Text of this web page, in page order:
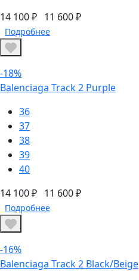
14 100 ₽ 11 600 ₽
Подробнее
-18%
Balenciaga Track 2 Purple
36
37
38
39
40
14 100 ₽ 11 600 ₽
Подробнее
-16%
Balenciaga Track 2 Black/Beige